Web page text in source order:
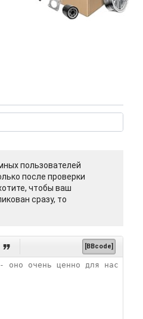
пользователей
после проверки
чтобы ваш
сразу, то
 [BBcode]